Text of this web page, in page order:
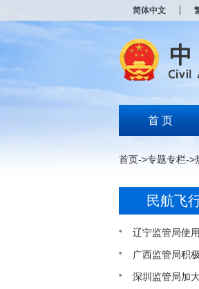
简体中文
首 页
首页->专题专栏->
民航飞
辽宁监管局使
广西监管局积
深圳监管局加
打
无
障